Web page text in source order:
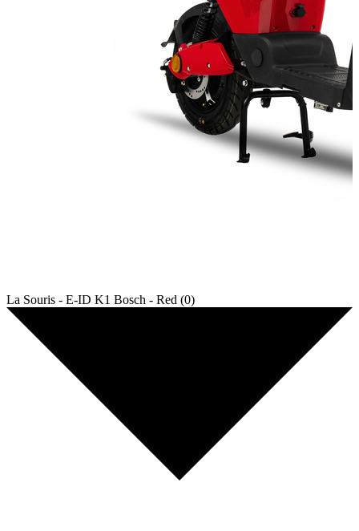
La Souris - E-ID K1 Bosch - Red (0)